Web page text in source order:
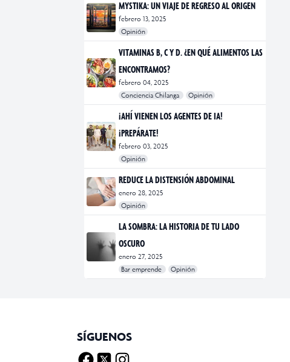
MYSTIKA: UN VIAJE DE REGRESO AL ORIGEN
febrero 13, 2025
Opinión
#exposiciones
#fotografía
VITAMINAS B, C Y D. ¿EN QUÉ ALIMENTOS LAS
ENCONTRAMOS?
febrero 04, 2025
Conciencia Chilanga
Opinión
#bienestar
#Opinión
#Principal
¡AHÍ VIENEN LOS AGENTES DE IA!
¡PREPÁRATE!
febrero 03, 2025
Opinión
#Bar Emprende
#Opinión
#Principal
REDUCE LA DISTENSIÓN ABDOMINAL
enero 28, 2025
Opinión
#bienestar
#Opinión
#Principal
#Salud
LA SOMBRA: LA HISTORIA DE TU LADO
OSCURO
enero 27, 2025
Bar emprende
Opinión
#Bar Emprende
#CDMX
#marketing
SÍGUENOS